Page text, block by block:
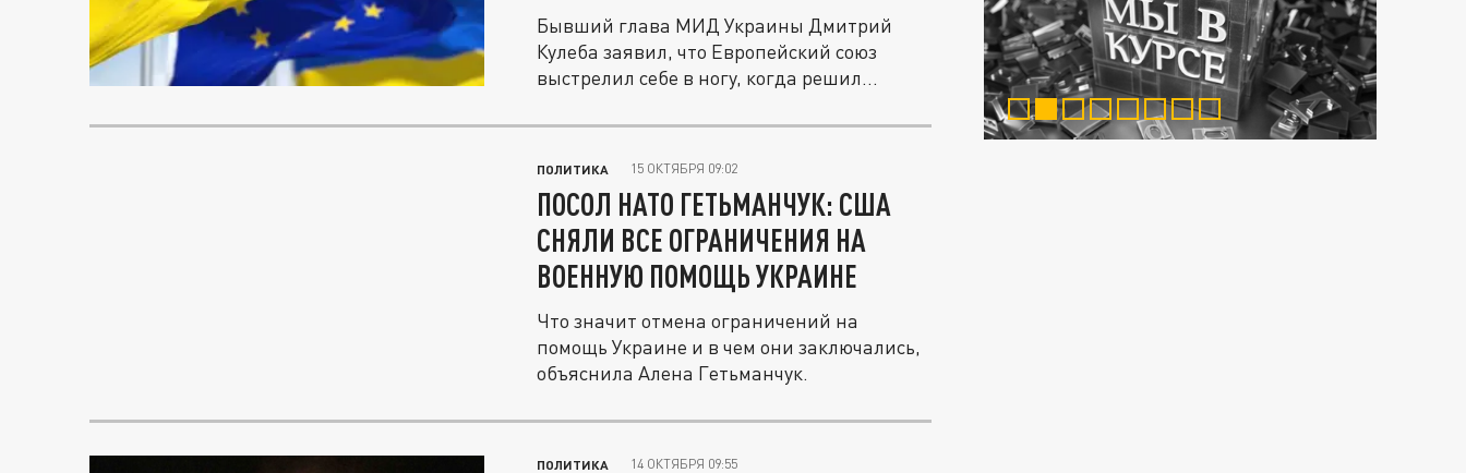
Бывший глава МИД Украины Дмитрий
Кулеба заявил, что Европейский союз
выстрелил себе в ногу, когда решил...
ПОЛИТИКА 15 ОКТЯБРЯ 09:02
ПОСОЛ НАТО ГЕТЬМАНЧУК: США
СНЯЛИ ВСЕ ОГРАНИЧЕНИЯ НА
ВОЕННУЮ ПОМОЩЬ УКРАИНЕ
Что значит отмена ограничений на
помощь Украине и в чем они заключались,
объяснила Алена Гетьманчук.
ПОЛИТИКА 14 ОКТЯБРЯ 09:55